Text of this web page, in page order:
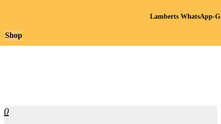
0
Shop
Lamberts WhatsApp-